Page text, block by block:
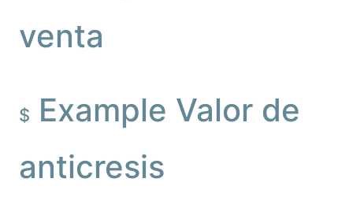
venta
$ Example Valor de
anticresis